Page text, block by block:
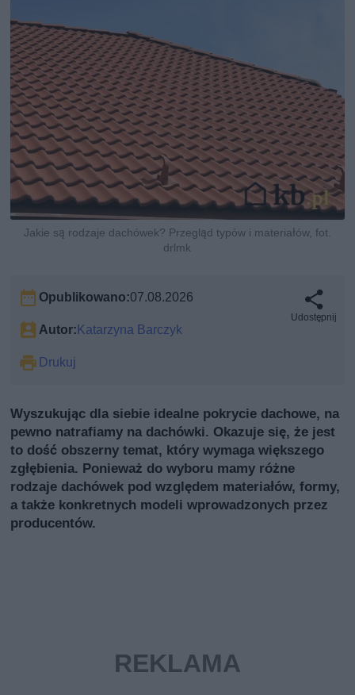
Jakie są rodzaje dachówek? Przegląd typów i materiałów, fot.
drlmk
Opublikowano:07.08.2026
Autor:Katarzyna Barczyk
Drukuj
Udostępnij
Wyszukując dla siebie idealne pokrycie dachowe, na
pewno natrafiamy na dachówki. Okazuje się, że jest
to dość obszerny temat, który wymaga większego
zgłębienia. Ponieważ do wyboru mamy różne
rodzaje dachówek pod względem materiałów, formy,
a także konkretnych modeli wprowadzonych przez
producentów.